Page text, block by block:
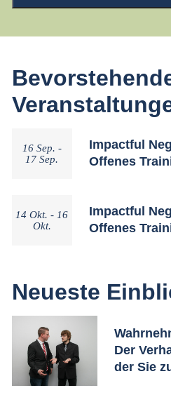
16 Sep. -
17 Sep.
Impactful
Offenes
14 Okt. - 16
Okt.
Impactful
Offenes
Neueste
Der
der Sie